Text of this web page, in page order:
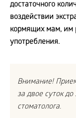
достаточного
воздействии
кормящих мам, им
употребления.
Внимание!
за двое суток
стоматолога.